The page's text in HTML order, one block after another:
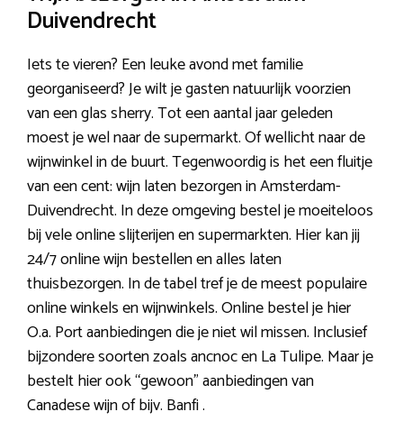
Duivendrecht
Iets te vieren? Een leuke avond met familie
georganiseerd? Je wilt je gasten natuurlijk voorzien
van een glas sherry. Tot een aantal jaar geleden
moest je wel naar de supermarkt. Of wellicht naar de
wijnwinkel in de buurt. Tegenwoordig is het een fluitje
van een cent: wijn laten bezorgen in Amsterdam-
Duivendrecht. In deze omgeving bestel je moeiteloos
bij vele online slijterijen en supermarkten. Hier kan jij
24/7 online wijn bestellen en alles laten
thuisbezorgen. In de tabel tref je de meest populaire
online winkels en wijnwinkels. Online bestel je hier
O.a. Port aanbiedingen die je niet wil missen. Inclusief
bijzondere soorten zoals ancnoc en La Tulipe. Maar je
bestelt hier ook “gewoon” aanbiedingen van
Canadese wijn of bijv. Banfi .